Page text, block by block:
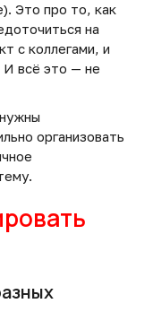
Это про то, как
на
с коллегами, и
И всё это — не
организовать